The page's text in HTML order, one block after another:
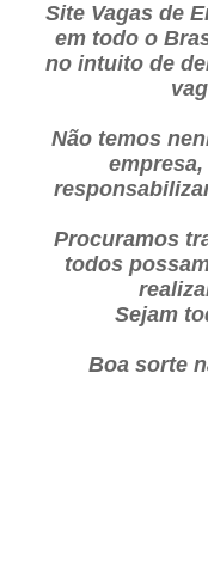
Site Vagas de
em todo o
no intuito de
Não temos
Procuramos
todos
Sejam
Boa sorte